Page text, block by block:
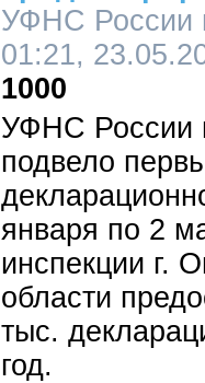
УФНС России
01:21,
1000
УФНС России
подвело
января по 2
инспекции г.
области
тыс.
год.